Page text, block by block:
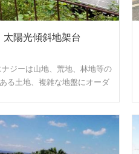
太陽光傾斜地架台
ナジーは山地、荒地、林地等の
る土地、複雑な地盤にオーダ
転金具はいろいろな土地傾斜問
題を解決できます。